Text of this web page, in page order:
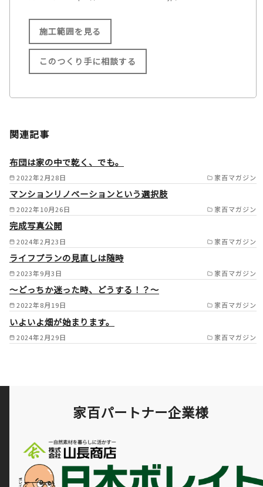
施工範囲を見る
施工範囲
茨木市/摂津市/明石市/尼崎市/
市/芦屋市/豊能郡/箕面市/池田
市/ /
このつくり手に相談する
関連記事
2022年2月28日 家百マガジン
布団は家の中で乾く、でも。
2022年10月26日 家百マガジン
マンションリノベーションという選択肢
2024年2月23日 家百マガジン
完成写真公開
2023年9月3日 家百マガジン
ライフプランの見直しは随時
2022年8月19日 家百マガジン
～どっちか迷った時、どうする！？～
2024年2月29日 家百マガジン
いよいよ畑が始まります。
家百パートナー企業様